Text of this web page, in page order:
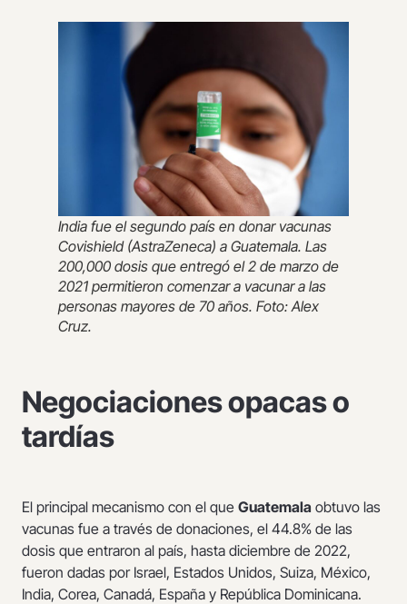
India fue el segundo país en donar vacunas
Covishield (AstraZeneca) a Guatemala. Las
200,000 dosis que entregó el 2 de marzo de
2021 permitieron comenzar a vacunar a las
personas mayores de 70 años. Foto: Alex
Cruz.
Negociaciones opacas o
tardías
El principal mecanismo con el que Guatemala obtuvo las
vacunas fue a través de donaciones, el 44.8% de las
dosis que entraron al país, hasta diciembre de 2022,
fueron dadas por Israel, Estados Unidos, Suiza, México,
India, Corea, Canadá, España y República Dominicana.